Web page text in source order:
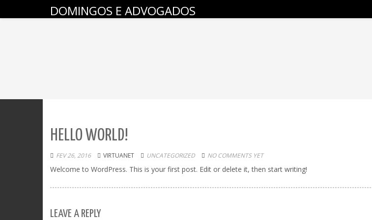
DOMINGOS E ADVOGADOS
HELLO WORLD!
FEV 26, 2016 VIRTUANET UNCATEGORIZED NO COMMENTS YET
Welcome to WordPress. This is your first post. Edit or delete it, then start writing!
LEAVE A REPLY